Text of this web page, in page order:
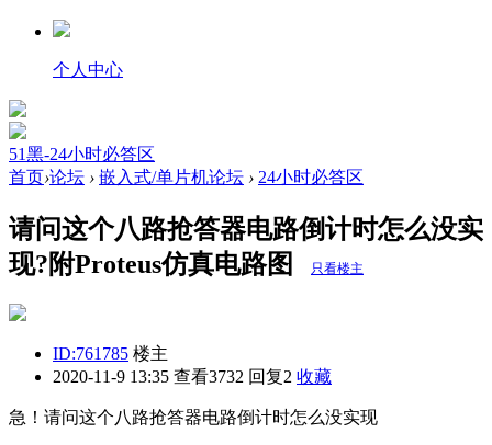
个人中心
51黑-24小时必答区
首页›论坛 › 嵌入式/单片机论坛 › 24小时必答区
请问这个八路抢答器电路倒计时怎么没实
现?附Proteus仿真电路图
只看楼主
ID:761785 楼主
2020-11-9 13:35 查看3732 回复2 收藏
急！请问这个八路抢答器电路倒计时怎么没实现